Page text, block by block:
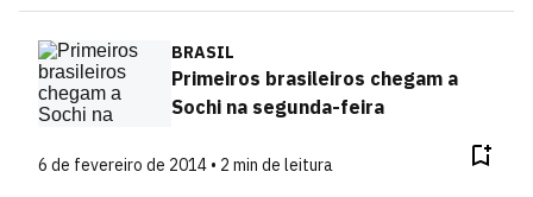
BRASIL
Primeiros brasileiros chegam a
Sochi na segunda-feira
6 de fevereiro de 2014 • 2 min de leitura